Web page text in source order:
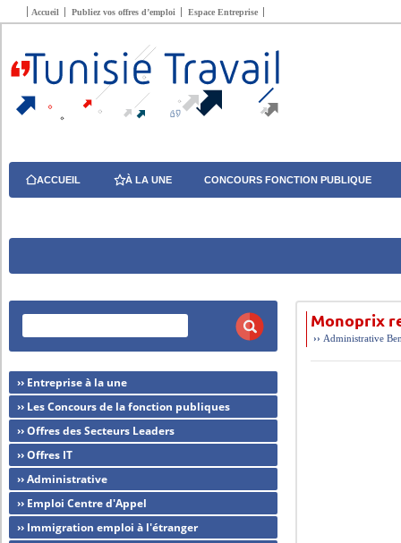
Accueil Publiez vos offres d’emploi Espace Entreprise
ACCUEIL À LA UNE CONCOURS FONCTION PUBLIQUE
Monoprix
›› Administrative
›› Entreprise à la une
›› Les Concours de la fonction publiques
›› Offres des Secteurs Leaders
›› Offres IT
›› Administrative
›› Emploi Centre d'Appel
›› Immigration emploi à l'étranger